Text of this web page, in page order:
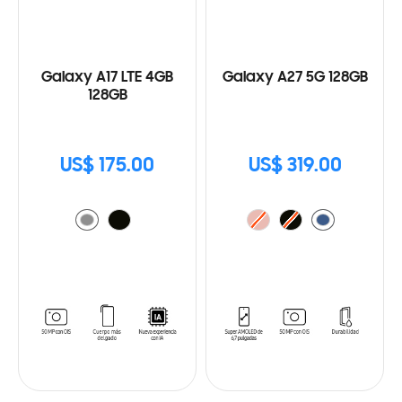
Galaxy A17 LTE 4GB
128GB
US$ 175.00
Galaxy A27 5G 128GB
US$ 319.00